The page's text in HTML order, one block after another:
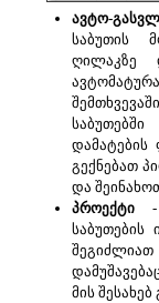
ავტო-
საბუთის
ღილაკზე
გექნებათ
და
პროექტი -
საბუთების
მის შესახებ